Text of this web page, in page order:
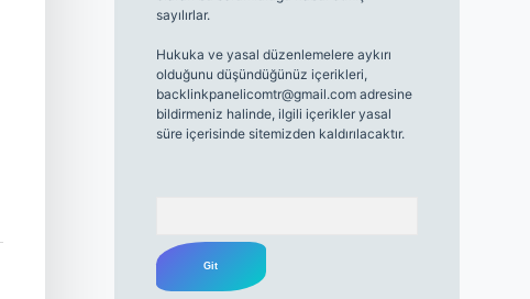
sayılırlar.
Hukuka ve yasal düzenlemelere aykırı
olduğunu düşündüğünüz içerikleri,
backlinkpanelicomtr@gmail.comadresine
bildirmeniz halinde, ilgili içerikler yasal
süre içerisinde sitemizden kaldırılacaktır.